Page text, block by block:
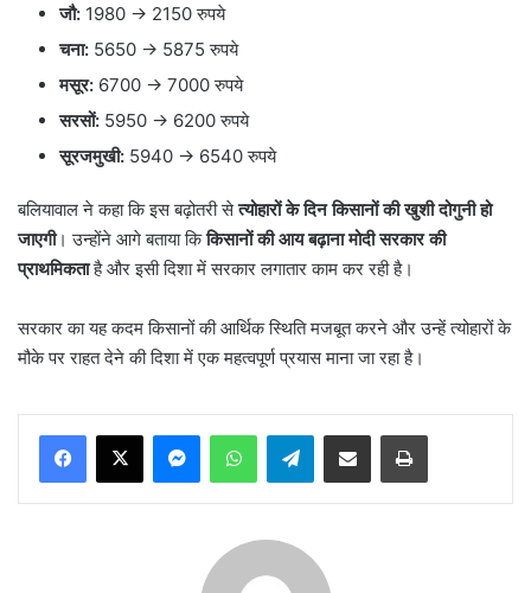
जौ: 1980 → 2150 रुपये
चना: 5650 → 5875 रुपये
मसूर: 6700 → 7000 रुपये
सरसों: 5950 → 6200 रुपये
सूरजमुखी: 5940 → 6540 रुपये
बलियावाल ने कहा कि इस बढ़ोतरी सेत्योहारों के दिन किसानों की खुशी दोगुनी हो
जाएगी। उन्होंने आगे बताया किकिसानों की आय बढ़ाना मोदी सरकार की
प्राथमिकताहै और इसी दिशा में सरकार लगातार काम कर रही है।
सरकार का यह कदम किसानों की आर्थिक स्थिति मजबूत करने और उन्हें त्योहारों के
मौके पर राहत देने की दिशा में एक महत्वपूर्ण प्रयास माना जा रहा है।
MessengerWhatsAppTelegramShare via Email Print